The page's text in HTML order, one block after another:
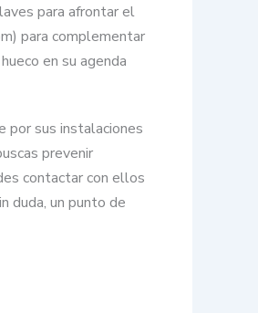
para afrontar el
para complementar
en su agenda
por sus instalaciones
prevenir
contactar con ellos
duda, un punto de